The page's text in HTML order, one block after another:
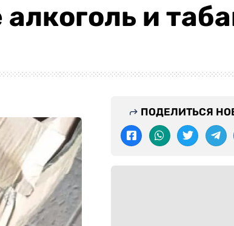
и
ПОДЕЛИТЬСЯ